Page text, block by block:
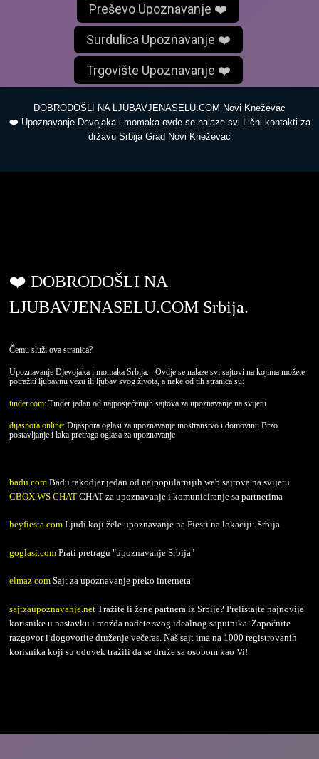
Preševo Upoznavanje ❤️
Surdulica Upoznavanje ❤️
Trgovište Upoznavanje ❤️
DOBRODOŠLI NA LJUBAVJENASELU.COM Novi Kneževac
❤️ Upoznavanje Devojaka i momaka ovde se nalaze svi Lični kontakti za
državu Srbija Grad Novi Kneževac
❤️ DOBRODOŠLI NA
LJUBAVJENASELU.COM Srbija.
Čemu služi ova stranica?
Upoznavanje Djevojaka i momaka Srbija... Ovdje se nalaze svi sajtovi na kojima možete
potražiti ljubavnu vezu ili ljubav svog života, a neke od tih stranica su:
tinder.com: Tinder jedan od najposjećenijih sajtova za upoznavanje na svijetu
dijaspora.online: Dijaspora oglasi za upoznavanje inostranstvo i domovinu Brzo
postavljanje i laka pretraga oglasa za upoznavanje
badu.com Badu takodjer jedan od najpopularnijih web sajtova na svijetu
CBOX.WS CHAT CHAT za upoznavanje i komuniciranje sa partnerima
heyfiesta.com Ljudi koji žele upoznavanje na Fiesti na lokaciji: Srbija
goglasi.com Prati pretragu "upoznavanje Srbija"
elmaz.com Sajt za upoznavanje preko interneta
sajtzaupoznavanje.net Tražite li žene partnera iz Srbije? Prelistajte najnovije
korisnike u nastavku i možda nađete svog idealnog saputnika. Započnite
razgovor i dogovorite druženje večeras. Naš sajt ima na 1000 registrovanih
korisnika koji su oduvek tražili da se druže sa osobom kao Vi!